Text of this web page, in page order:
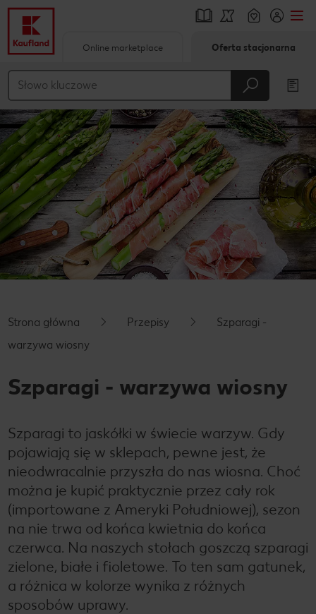
Główna treść
Stopka
Pływający pasek boczny
Online marketplace Oferta stacjonarna
Strona główna Przepisy
Szparagi -
warzywa wiosny
Szparagi - warzywa wiosny
Szparagi to jaskółki w świecie warzyw. Gdy
pojawiają się w sklepach, pewne jest, że
nieodwracalnie przyszła do nas wiosna. Choć
można je kupić praktycznie przez cały rok
(importowane z Ameryki Południowej), sezon
na nie trwa od końca kwietnia do końca
czerwca. Na naszych stołach goszczą szparagi
zielone, białe i fioletowe. To ten sam gatunek,
a różnica w kolorze wynika z różnych
sposobów uprawy.